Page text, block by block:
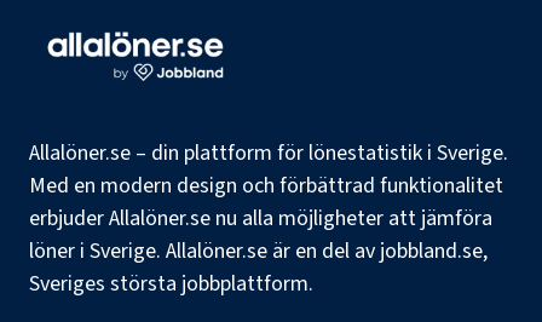
Allalöner.se – din plattform för lönestatistik i Sverige.
Med en modern design och förbättrad funktionalitet
erbjuder Allalöner.se nu alla möjligheter att jämföra
löner i Sverige. Allalöner.se är en del av jobbland.se,
Sveriges största jobbplattform.